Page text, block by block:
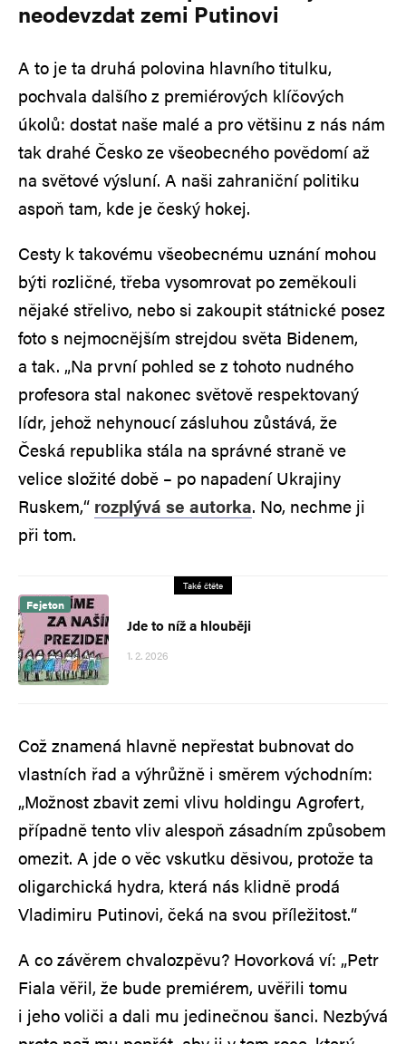
neodevzdat zemi Putinovi
A to je ta druhá polovina hlavního titulku,
pochvala dalšího z premiérových klíčových
úkolů: dostat naše malé a pro většinu z nás nám
tak drahé Česko ze všeobecného povědomí až
na světové výsluní. A naši zahraniční politiku
aspoň tam, kde je český hokej.
Cesty k takovému všeobecnému uznání mohou
býti rozličné, třeba vysomrovat po zeměkouli
nějaké střelivo, nebo si zakoupit státnické posez
foto s nejmocnějším strejdou světa Bidenem,
a tak. „Na první pohled se z tohoto nudného
profesora stal nakonec světově respektovaný
lídr, jehož nehynoucí zásluhou zůstává, že
Česká republika stála na správné straně ve
velice složité době – po napadení Ukrajiny
Ruskem,“ rozplývá se autorka. No, nechme ji
při tom.
Také čtěte
Fejeton
Jde to níž a hlouběji
1. 2. 2026
Což znamená hlavně nepřestat bubnovat do
vlastních řad a výhrůžně i směrem východním:
„Možnost zbavit zemi vlivu holdingu Agrofert,
případně tento vliv alespoň zásadním způsobem
omezit. A jde o věc vskutku děsivou, protože ta
oligarchická hydra, která nás klidně prodá
Vladimiru Putinovi, čeká na svou příležitost.“
A co závěrem chvalozpěvu? Hovorková ví: „Petr
Fiala věřil, že bude premiérem, uvěřili tomu
i jeho voliči a dali mu jedinečnou šanci. Nezbývá